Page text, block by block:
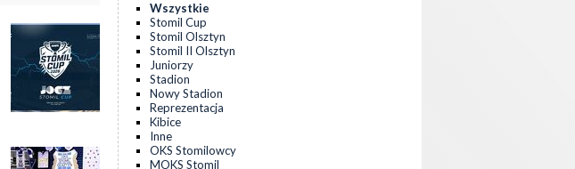
Wszystkie
Stomil Cup
Stomil Olsztyn
Stomil II Olsztyn
Juniorzy
Stadion
Nowy Stadion
Reprezentacja
Kibice
Inne
OKS Stomilowcy
MOKS Stomil